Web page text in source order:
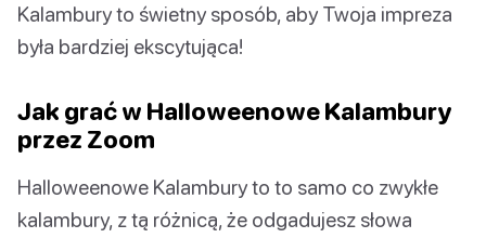
Kalambury to świetny sposób, aby Twoja impreza
była bardziej ekscytująca!
Jak grać w Halloweenowe Kalambury
przez Zoom
Halloweenowe Kalambury to to samo co zwykłe
kalambury, z tą różnicą, że odgadujesz słowa